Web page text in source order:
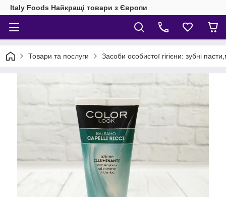
Italy Foods Найкращі товари з Європи
Товари та послуги Засоби особистої гігієни: зубні